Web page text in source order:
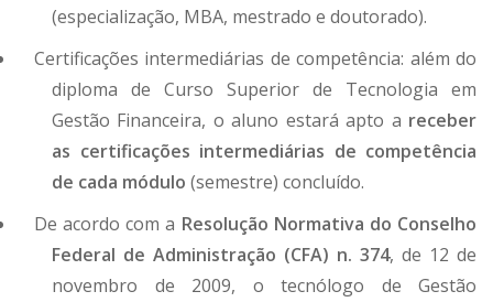
(especialização, MBA, mestrado e doutorado).
Certificações intermediárias de competência: além do
diploma de Curso Superior de Tecnologia em
Gestão Financeira, o aluno estará apto a receber
as certificações intermediárias de competência
de cada módulo (semestre) concluído.
De acordo com a Resolução Normativa do Conselho
Federal de Administração (CFA) n. 374, de 12 de
novembro de 2009, o tecnólogo de Gestão